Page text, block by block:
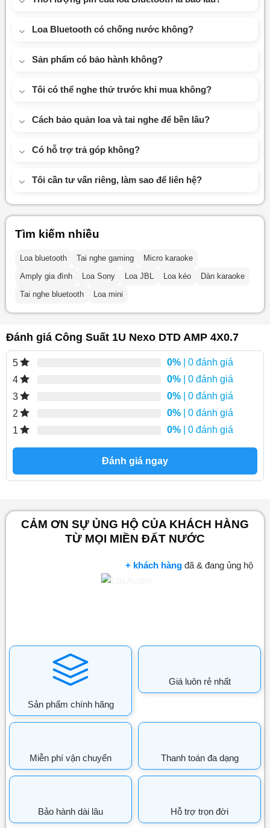
Loa Bluetooth có chống nước không?
Sản phẩm có bảo hành không?
Tôi có thể nghe thử trước khi mua không?
Cách bảo quản loa và tai nghe để bền lâu?
Có hỗ trợ trả góp không?
Tôi cần tư vấn riêng, làm sao để liên hệ?
Tìm kiếm nhiều
Loa bluetooth Tai nghe gaming
Micro karaoke
Amply gia đình
Loa Sony Loa JBL Loa kéo
Dàn karaoke
Tai nghe bluetooth
Loa mini
Đánh giá Công Suất 1U Nexo DTD AMP 4X0.7
5 0% | 0 đánh giá
4
0% | 0 đánh giá
3
0% | 0 đánh giá
2
0% | 0 đánh giá
1
0% | 0 đánh giá
Đánh giá ngay
CẢM ƠN SỰ ỦNG HỘ CỦA KHÁCH HÀNG
TỪ MỌI MIỀN ĐẤT NƯỚC
+ khách hàng đã & đang ủng hộ
Sản phẩm chính hãng
Giá luôn rẻ nhất
Miễn phí vận chuyển Thanh toán đa dạng
Bảo hành dài lâu Hỗ trợ trọn đời